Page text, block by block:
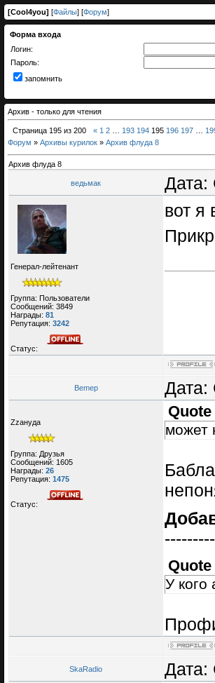
[Cool4you] [Файлы] [Форум]
Форма входа
Логин:
Пароль:
запомнить
Архив - только для чтения
Страница 195 из 200 « 1 2 193 194 195 196 197
Форум » Архивы курилок » Архив флуда 8
Архив флуда 8
ведьмак Дата:
Генерал-лейтенант
Группа: Пользователи
Сообщений: 3849
Награды: 81
Репутация: 3242
Статус:
вот я
Bemep Дата:
Zzануда
Группа: Друзья
Сообщений: 1605
Награды: 26
Репутация: 1475
Статус:
Quote
может
Quote
У кого
SkaRadio Дата: